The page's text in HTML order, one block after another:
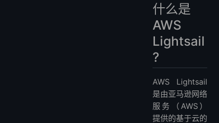
什么是
AWS
Lightsail
?
AWS Lightsail
是由亚马逊网络
服务（AWS）
提供的基于云的